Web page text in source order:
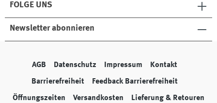
FOLGE UNS
Newsletter abonnieren
AGB Datenschutz Impressum Kontakt
Barrierefreiheit Feedback Barrierefreiheit
Öffnungszeiten Versandkosten Lieferung & Retouren